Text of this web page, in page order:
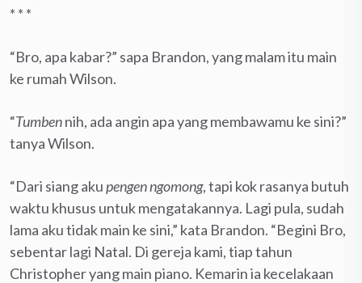
* * *
“Bro, apa kabar?” sapa Brandon, yang malam itu main
ke rumah Wilson.
“Tumbennih, ada angin apa yang membawamu ke sini?”
tanya Wilson.
“Dari siang akupengen ngomong, tapi kok rasanya butuh
waktu khusus untuk mengatakannya. Lagi pula, sudah
lama aku tidak main ke sini,” kata Brandon. “Begini Bro,
sebentar lagi Natal. Di gereja kami, tiap tahun
Christopher yang main piano. Kemarin ia kecelakaan